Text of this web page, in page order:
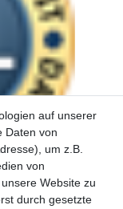
auf unserer
Daten von
um z.B.
von
Website zu
durch gesetzte